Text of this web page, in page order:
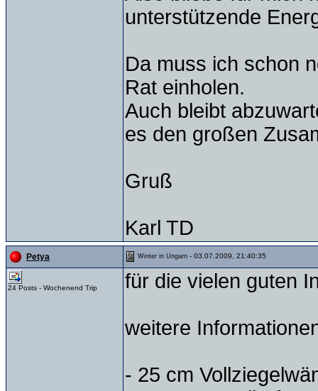
unterstützende
Da muss ich schon
Rat einholen.
Auch bleibt
es den großen
Gruß
Karl TD
Petya Winter in Ungarn - 03.07.2009, 21:40:35
24 Posts - Wochenend Trip für die vielen guten
weitere
- 25 cm